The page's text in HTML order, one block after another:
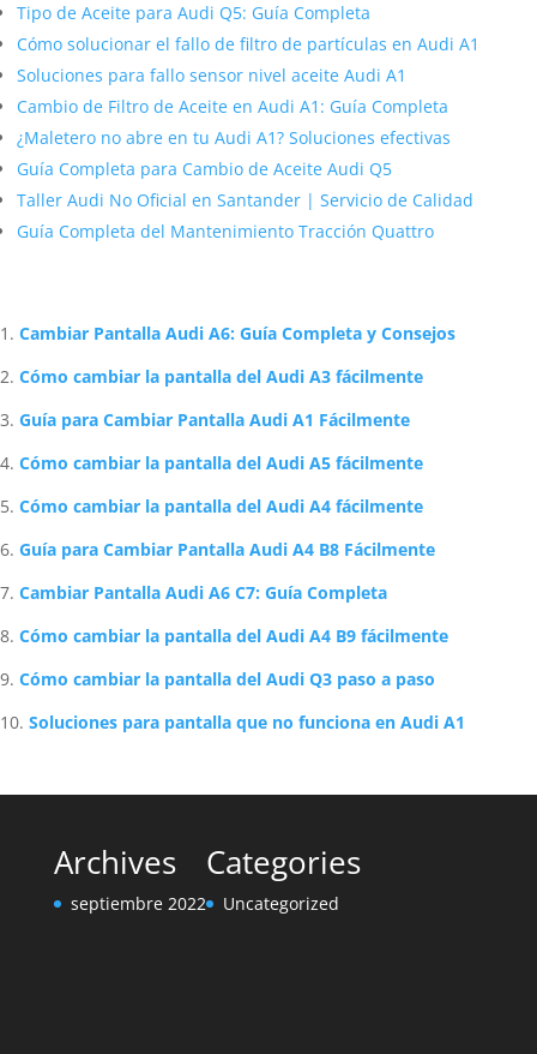
Tipo de Aceite para Audi Q5: Guía Completa
Cómo solucionar el fallo de filtro de partículas en Audi A1
Soluciones para fallo sensor nivel aceite Audi A1
Cambio de Filtro de Aceite en Audi A1: Guía Completa
¿Maletero no abre en tu Audi A1? Soluciones efectivas
Guía Completa para Cambio de Aceite Audi Q5
Taller Audi No Oficial en Santander | Servicio de Calidad
Guía Completa del Mantenimiento Tracción Quattro
Cambiar Pantalla Audi A6: Guía Completa y Consejos
Cómo cambiar la pantalla del Audi A3 fácilmente
Guía para Cambiar Pantalla Audi A1 Fácilmente
Cómo cambiar la pantalla del Audi A5 fácilmente
Cómo cambiar la pantalla del Audi A4 fácilmente
Guía para Cambiar Pantalla Audi A4 B8 Fácilmente
Cambiar Pantalla Audi A6 C7: Guía Completa
Cómo cambiar la pantalla del Audi A4 B9 fácilmente
Cómo cambiar la pantalla del Audi Q3 paso a paso
Soluciones para pantalla que no funciona en Audi A1
Archives
septiembre 2022
Categories
Uncategorized